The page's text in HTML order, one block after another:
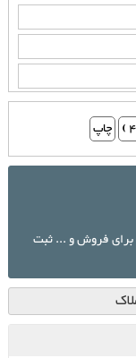
برای فروش و ... ثبت